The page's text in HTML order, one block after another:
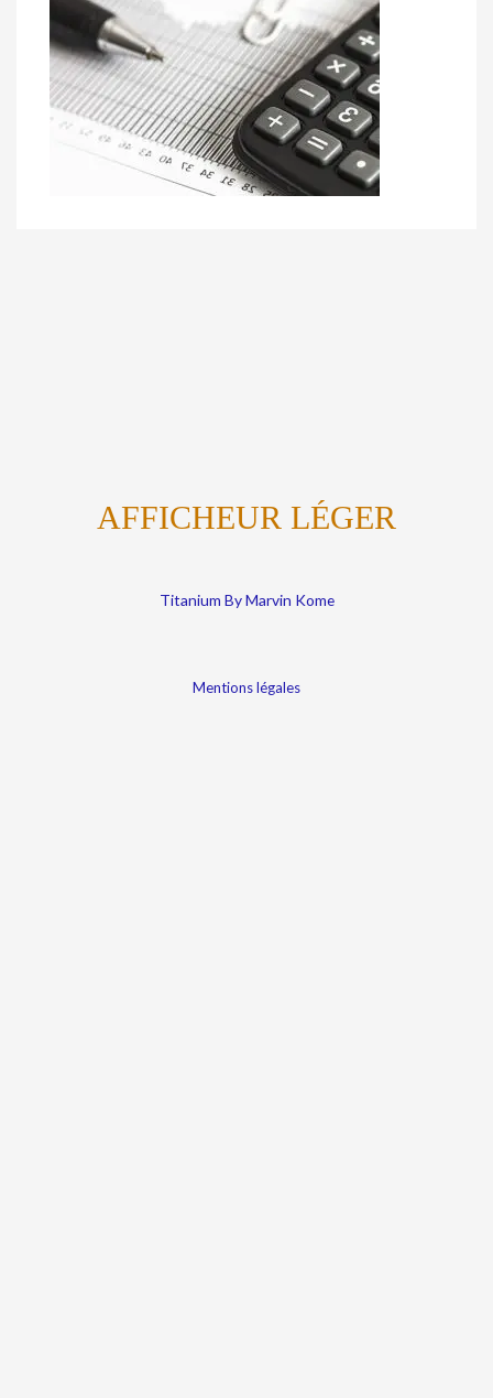
AFFICHEUR LÉGER
Titanium By Marvin Kome
Mentions légales